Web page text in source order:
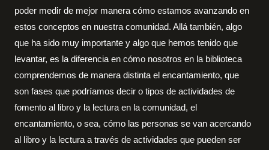
poder medir de mejor manera cómo estamos avanzando en
estos conceptos en nuestra comunidad. Allá también, algo
que ha sido muy importante y algo que hemos tenido que
levantar, es la diferencia en cómo nosotros en la biblioteca
comprendemos de manera distinta el encantamiento, que
son fases que podríamos decir o tipos de actividades de
fomento al libro y la lectura en la comunidad, el
encantamiento, o sea, cómo las personas se van acercando
al libro y la lectura a través de actividades que pueden ser